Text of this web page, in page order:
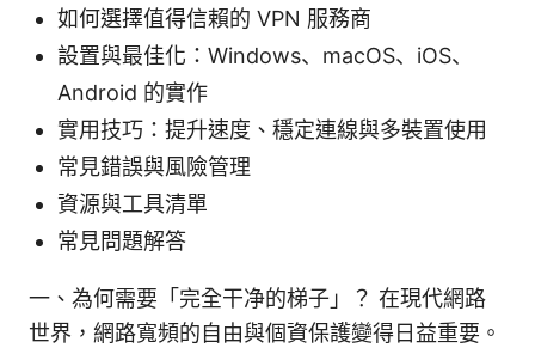
如何選擇值得信賴的 VPN 服務商
設置與最佳化：Windows、macOS、iOS、
Android 的實作
實用技巧：提升速度、穩定連線與多裝置使用
常見錯誤與風險管理
資源與工具清單
常見問題解答
一、為何需要「完全干净的梯子」？ 在現代網路
世界，網路寬頻的自由與個資保護變得日益重要。